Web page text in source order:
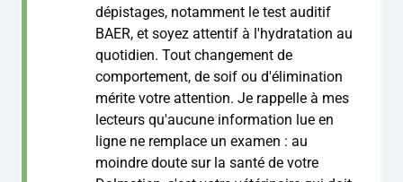
dépistages, notamment le test auditif
BAER, et soyez attentif à l'hydratation au
quotidien. Tout changement de
comportement, de soif ou d'élimination
mérite votre attention. Je rappelle à mes
lecteurs qu'aucune information lue en
ligne ne remplace un examen : au
moindre doute sur la santé de votre